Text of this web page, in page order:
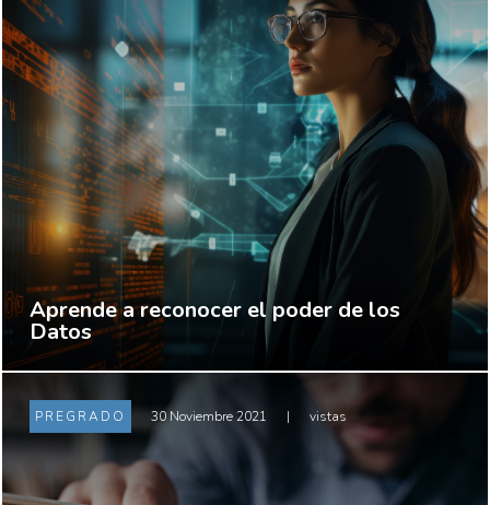
Aprende a reconocer el poder de los
Datos
PREGRADO 30 Noviembre 2021 | vistas